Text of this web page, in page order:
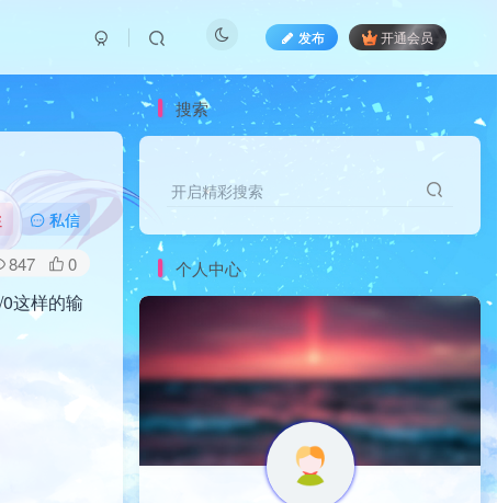
发布 开通会员
私信
847 0
这样的输
搜索
开启精彩搜索
个人中心